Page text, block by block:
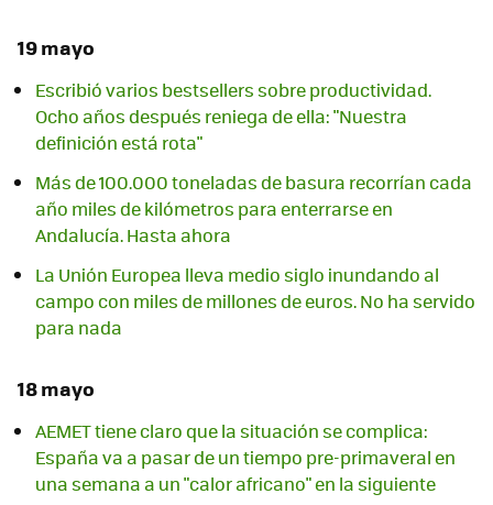
19 mayo
Escribió varios bestsellers sobre productividad.
Ocho años después reniega de ella: "Nuestra
definición está rota"
Más de 100.000 toneladas de basura recorrían cada
año miles de kilómetros para enterrarse en
Andalucía. Hasta ahora
La Unión Europea lleva medio siglo inundando al
campo con miles de millones de euros. No ha servido
para nada
18 mayo
AEMET tiene claro que la situación se complica:
España va a pasar de un tiempo pre-primaveral en
una semana a un "calor africano" en la siguiente